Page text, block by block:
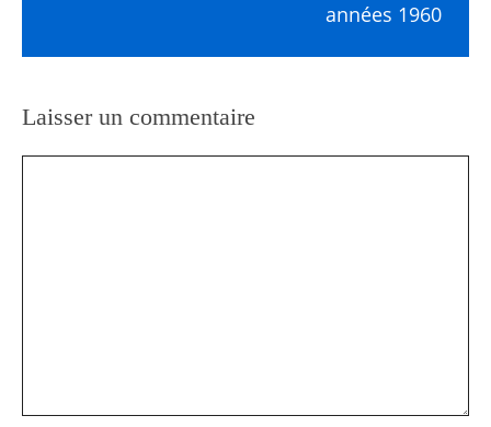
années 1960
Laisser un commentaire